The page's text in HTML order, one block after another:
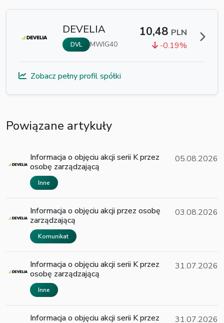
DEVELIA
DVL MWIG40
10,48 PLN
-0.19%
Zobacz pełny profil spółki
Powiązane artykuły
Informacja o objęciu akcji serii K przez
osobę zarządzającą
Inne
05.08.2026
Informacja o objęciu akcji przez osobę
zarządzającą
Komunikat
03.08.2026
Informacja o objęciu akcji serii K przez
osobę zarządzającą
Inne
31.07.2026
Informacja o objęciu akcji serii K przez
31.07.2026